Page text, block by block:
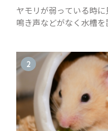
ヤモリが弱っている時
鳴き声などがなく水槽
でしょうか...